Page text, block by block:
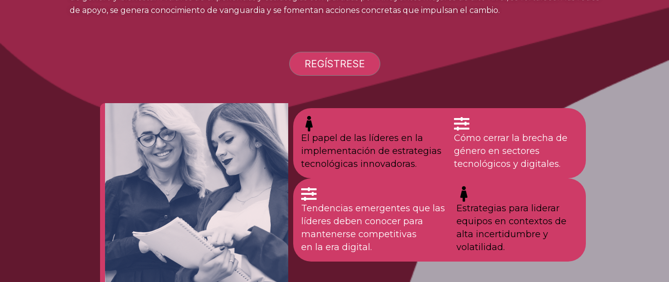
de apoyo, se genera conocimiento de vanguardia y se fomentan acciones concretas que impulsan el cambio.
REGÍSTRESE
El papel de las líderes en la
implementación de estrategias
tecnológicas innovadoras.
Cómo cerrar la brecha de
género en sectores
tecnológicos y digitales.
Tendencias emergentes que las
líderes deben conocer para
mantenerse competitivas
en la era digital.
Estrategias para liderar
equipos en contextos de
alta incertidumbre y
volatilidad.